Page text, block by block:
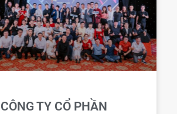
CÔNG TY CỔ PHẦN